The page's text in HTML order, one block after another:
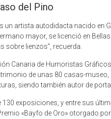
del Pino
un artista autodidacta nacido en
mayor, se licenció en
sobre lienzos”, recuerda.
Canaria de Humoristas
de unas 80 casas-
siendo también autor de
130 exposiciones, y entre sus
«Bayfo de Oro» otorgado